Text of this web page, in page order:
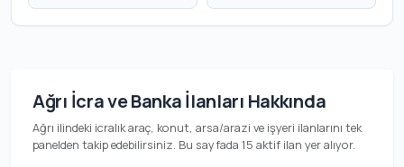
Ağrı İcra ve Banka İlanları Hakkında
Ağrı ilindeki icralık araç, konut, arsa/arazi ve işyeri ilanlarını tek
panelden takip edebilirsiniz. Bu sayfada 15 aktif ilan yer alıyor.